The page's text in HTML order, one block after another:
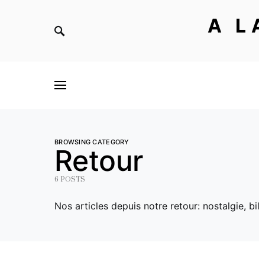
A
BROWSING CATEGORY
Retour
6 POSTS
Nos articles depuis notre retour: nostalgie,